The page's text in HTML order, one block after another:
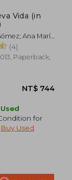
Vida (in
Ana María
(4)
Paperback,
Used
for
Buy Used